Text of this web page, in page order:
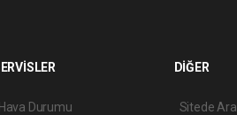
Hava Durumu
DİĞER
Sitede Ara